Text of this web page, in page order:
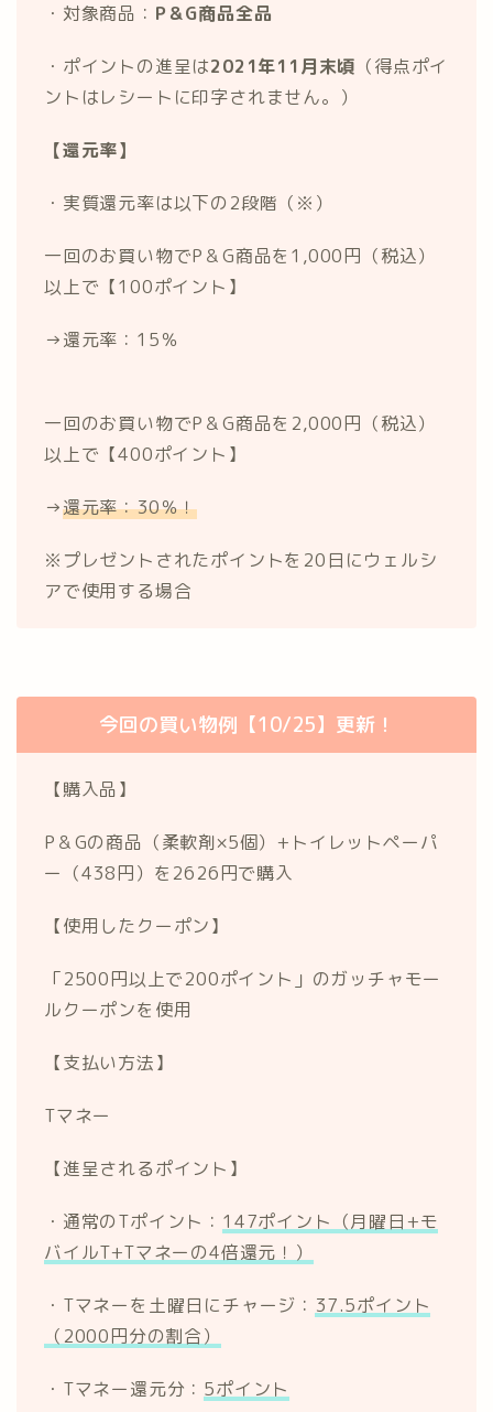
・対象商品： P＆G商品全品
・ポイントの進呈は2021年11月末頃 （得点ポイ
ントはレシートに印字されません。）
【還元率】
・実質還元率は以下の2段階（※）
一回のお買い物でP＆G商品を1,000円（税込）
以上で【100ポイント】
→還元率：15％
一回のお買い物でP＆G商品を2,000円（税込）
以上で【400ポイント】
→還元率：30％！
※プレゼントされたポイントを20日にウェルシ
アで使用する場合
今回の買い物例【10/25】更新！
【購入品】
P＆Gの商品（柔軟剤×5個）+トイレットペーパ
ー（438円）を2626円で購入
【使用したクーポン】
「2500円以上で200ポイント」のガッチャモー
ルクーポンを使用
【支払い方法】
Tマネー
【進呈されるポイント】
・通常のTポイント： 147ポイント（月曜日+モ
バイルT+Tマネーの4倍還元！）
・Tマネーを土曜日にチャージ： 37.5ポイント
（2000円分の割合）
・Tマネー還元分： 5ポイント